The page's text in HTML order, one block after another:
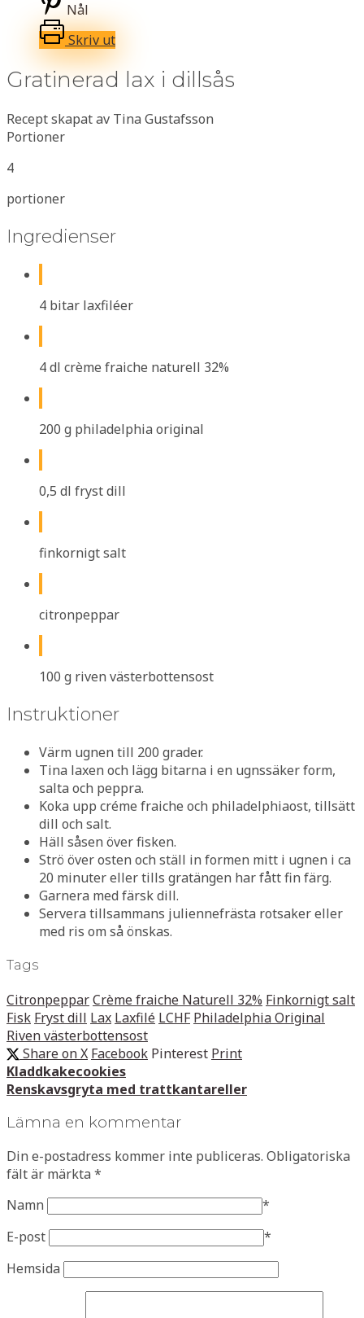
Nål
Skriv ut
Gratinerad lax i dillsås
Recept skapat av Tina Gustafsson
Portioner
4
portioner
Ingredienser
4 bitar laxfiléer
4 dl crème fraiche naturell 32%
200 g philadelphia original
0,5 dl fryst dill
finkornigt salt
citronpeppar
100 g riven västerbottensost
Instruktioner
Värm ugnen till 200 grader.
Tina laxen och lägg bitarna i en ugnssäker form,
salta och peppra.
Koka upp créme fraiche och philadelphiaost, tillsätt
dill och salt.
Häll såsen över fisken.
Strö över osten och ställ in formen mitt i ugnen i ca
20 minuter eller tills gratängen har fått fin färg.
Garnera med färsk dill.
Servera tillsammans juliennefrästa rotsaker eller
med ris om så önskas.
Tags
CitronpepparCrème fraiche Naturell 32% Finkornigt salt
Fisk Fryst dill Lax Laxfilé LCHF Philadelphia Original
Riven västerbottensost
Share on X Facebook Pinterest Print
Kladdkakecookies
Renskavsgryta med trattkantareller
Lämna en kommentar
Din e-postadress kommer inte publiceras. Obligatoriska
fält är märkta *
Namn
*
E-post
*
Hemsida